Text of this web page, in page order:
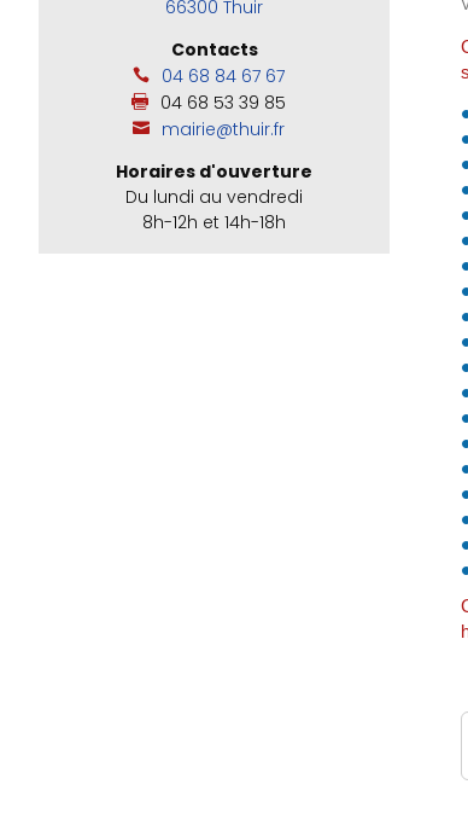
66300 Thuir
Contacts
04 68 84 67 67
04 68 53 39 85
mairie@thuir.fr
Horaires d'ouverture
Du lundi au vendredi
8h-12h et 14h-18h